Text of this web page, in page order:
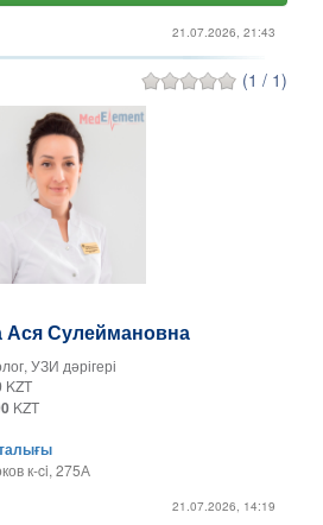
21.07.2026, 21:43
(1 / 1)
Ася Сулеймановна
УЗИ дәрігері
KZT
KZT
к-ci, 275А
21.07.2026, 14:19